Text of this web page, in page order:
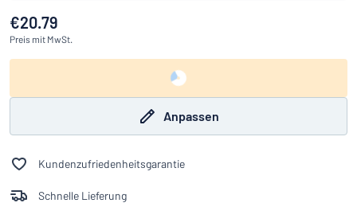
€20.79
Preis mit MwSt.
Anpassen
Kundenzufriedenheitsgarantie
Schnelle Lieferung